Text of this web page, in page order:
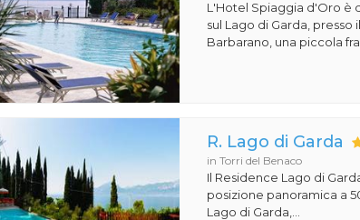
L'Hotel Spiaggia d'Oro è
sul Lago di Garda,
Barbarano, una piccola
R. Lago di Garda
in Torri del Benaco
Il Residence Lago di
posizione panoramica a
Lago di Garda,...